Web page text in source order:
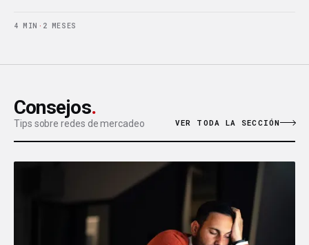
4 MIN · 2 MESES
Consejos.
Tips sobre redes de mercadeo VER TODA LA SECCIÓN